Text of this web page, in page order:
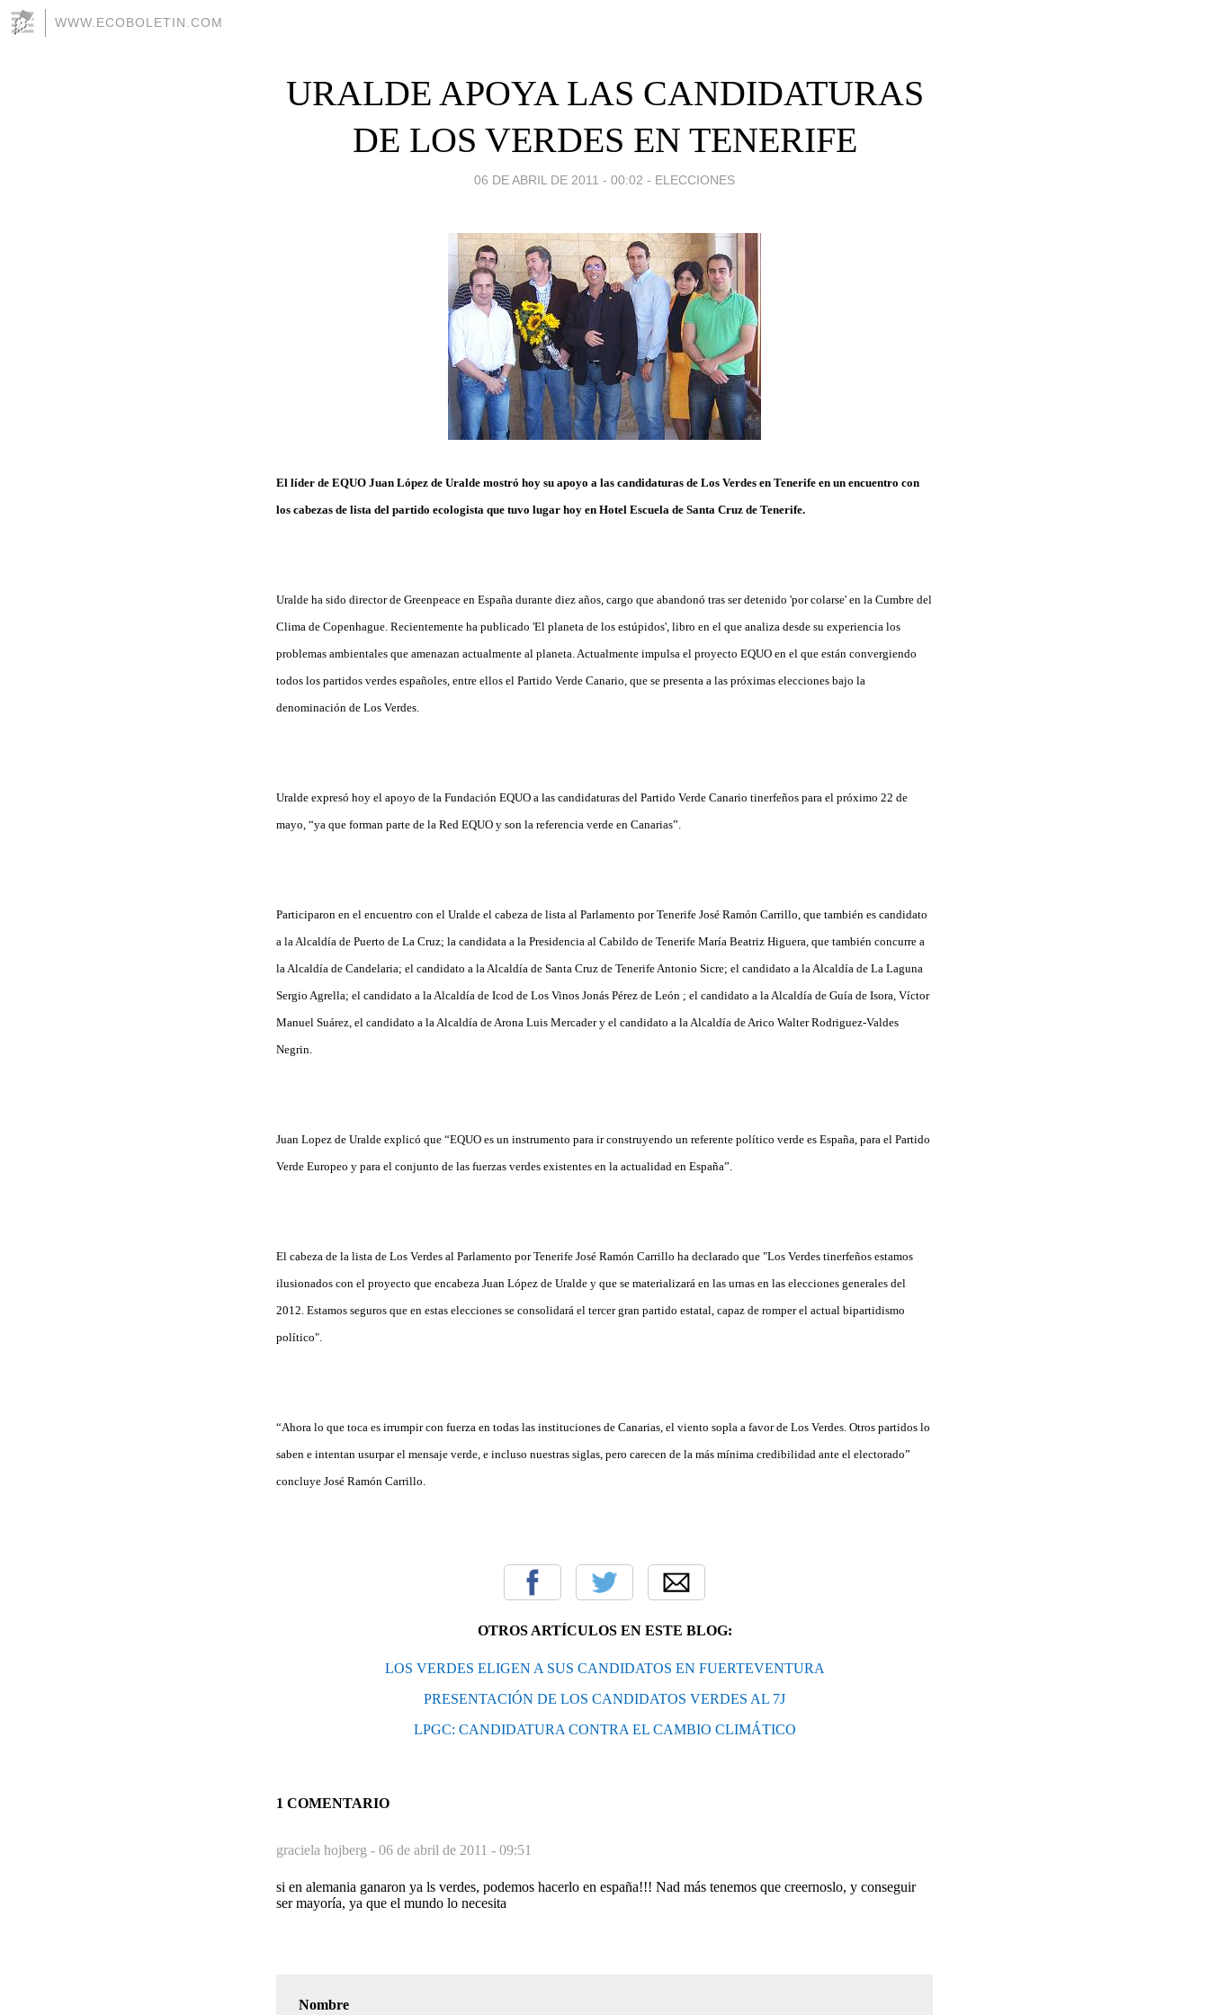
WWW.ECOBOLETIN.COM
URALDE APOYA LAS CANDIDATURAS
DE LOS VERDES EN TENERIFE
06 DE ABRIL DE 2011 - 00:02 - ELECCIONES
El líder de EQUO Juan López de Uralde mostró hoy su apoyo a las candidaturas de Los Verdes en Tenerife en un encuentro con
los cabezas de lista del partido ecologista que tuvo lugar hoy en Hotel Escuela de Santa Cruz de Tenerife.
Uralde ha sido director de Greenpeace en España durante diez años, cargo que abandonó tras ser detenido 'por colarse' en la Cumbre del
Clima de Copenhague. Recientemente ha publicado 'El planeta de los estúpidos', libro en el que analiza desde su experiencia los
problemas ambientales que amenazan actualmente al planeta. Actualmente impulsa el proyecto EQUO en el que están convergiendo
todos los partidos verdes españoles, entre ellos el Partido Verde Canario, que se presenta a las próximas elecciones bajo la
denominación de Los Verdes.
Uralde expresó hoy el apoyo de la Fundación EQUO a las candidaturas del Partido Verde Canario tinerfeños para el próximo 22 de
mayo, “ya que forman parte de la Red EQUO y son la referencia verde en Canarias”.
Participaron en el encuentro con el Uralde el cabeza de lista al Parlamento por Tenerife José Ramón Carrillo, que también es candidato
a la Alcaldía de Puerto de La Cruz; la candidata a la Presidencia al Cabildo de Tenerife María Beatriz Higuera, que también concurre a
la Alcaldía de Candelaria; el candidato a la Alcaldía de Santa Cruz de Tenerife Antonio Sicre; el candidato a la Alcaldía de La Laguna
Sergio Agrella; el candidato a la Alcaldía de Icod de Los Vinos Jonás Pérez de León ; el candidato a la Alcaldía de Guía de Isora, Víctor
Manuel Suárez, el candidato a la Alcaldía de Arona Luis Mercader y el candidato a la Alcaldía de Arico Walter Rodriguez-Valdes
Negrin.
Juan Lopez de Uralde explicó que “EQUO es un instrumento para ir construyendo un referente político verde es España, para el Partido
Verde Europeo y para el conjunto de las fuerzas verdes existentes en la actualidad en España”.
El cabeza de la lista de Los Verdes al Parlamento por Tenerife José Ramón Carrillo ha declarado que "Los Verdes tinerfeños estamos
ilusionados con el proyecto que encabeza Juan López de Uralde y que se materializará en las urnas en las elecciones generales del
2012. Estamos seguros que en estas elecciones se consolidará el tercer gran partido estatal, capaz de romper el actual bipartidismo
político".
“Ahora lo que toca es irrumpir con fuerza en todas las instituciones de Canarias, el viento sopla a favor de Los Verdes. Otros partidos lo
saben e intentan usurpar el mensaje verde, e incluso nuestras siglas, pero carecen de la más mínima credibilidad ante el electorado”
concluye José Ramón Carrillo.
OTROS ARTÍCULOS EN ESTE BLOG:
LOS VERDES ELIGEN A SUS CANDIDATOS EN FUERTEVENTURA
PRESENTACIÓN DE LOS CANDIDATOS VERDES AL 7J
LPGC: CANDIDATURA CONTRA EL CAMBIO CLIMÁTICO
1 COMENTARIO
graciela hojberg - 06 de abril de 2011 - 09:51
si en alemania ganaron ya ls verdes, podemos hacerlo en españa!!! Nad más tenemos que creernoslo, y conseguir
ser mayoría, ya que el mundo lo necesita
Nombre